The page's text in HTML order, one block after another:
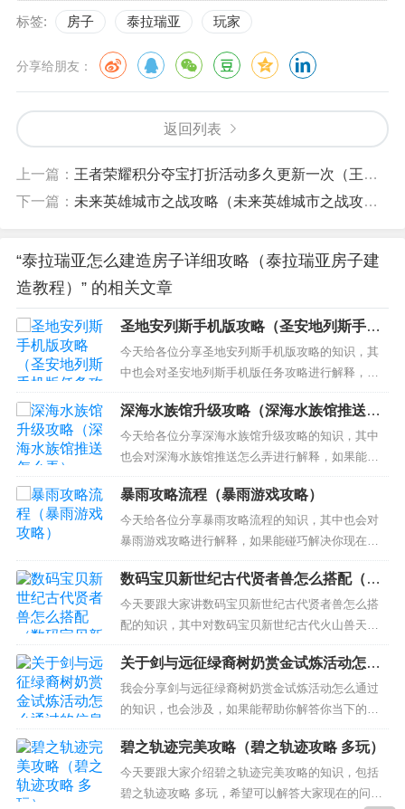
标签: 房子 泰拉瑞亚 玩家
分享给朋友：
返回列表
上一篇： 王者荣耀积分夺宝打折活动多久更新一次（王者积分夺宝活动什么时候打折）
下一篇： 未来英雄城市之战攻略（未来英雄城市之战攻略视频）
“泰拉瑞亚怎么建造房子详细攻略（泰拉瑞亚房子建
造教程）” 的相关文章
圣地安列斯手机版攻略（圣安地列斯手机
版任务攻略）
今天给各位分享圣地安列斯手机版攻略的知识，其
中也会对圣安地列斯手机版任务攻略进行解释，如
果能碰巧解决你现在面临的问题，别忘了关注本
站，现在开始吧！ 本文目录一览： 1、gta圣安地列
斯全部任务攻略 2、gta手游圣安地列斯怎么过任务
圣安地列斯任务攻略 3、《侠盗猎车手：圣安地列
斯》攻略...
深海水族馆升级攻略（深海水族馆推送怎
么弄）
今天给各位分享深海水族馆升级攻略的知识，其中
也会对深海水族馆推送怎么弄进行解释，如果能碰
巧解决你现在面临的问题，别忘了关注本站，现在
开始吧！ 本文目录一览： 1、《深海水族馆》都有
哪些隐藏鱼的攻略？ 2、深海水族馆隐藏鱼获得方法
攻略大全 隐藏鱼怎么获取 3、新手入门攻略 深海水
族馆怎么玩...
暴雨攻略流程（暴雨游戏攻略）
今天给各位分享暴雨攻略流程的知识，其中也会对
暴雨游戏攻略进行解释，如果能碰巧解决你现在面
临的问题，别忘了关注本站，现在开始吧！ 本文目
录一览： 1、暴雨的游戏设定 2、暴雨天气有哪些安
全需要注意的地方？ 3、暴风雨Tempest新手怎么玩
新手玩法攻略 4、寂静岭暴雨有几个结局 暴雨的...
数码宝贝新世纪古代贤者兽怎么搭配（数
码宝贝新世纪古代火山兽天赋）
今天要跟大家讲数码宝贝新世纪古代贤者兽怎么搭
配的知识，其中对数码宝贝新世纪古代火山兽天赋
相关的知识也会有介绍，希望可以帮助大家解答当
下的疑问！ 本文目录一览： 1、《数码宝贝：新世
纪》古代贤者兽插件搭配攻略 2、《数码宝贝：新世
纪》古代贤者兽天赋加点推荐 3、《数码宝贝：新世
纪》古代贤者兽...
关于剑与远征绿裔树奶赏金试炼活动怎么
通过的信息
我会分享剑与远征绿裔树奶赏金试炼活动怎么通过
的知识，也会涉及，如果能帮助你解答你当下的问
题，别忘记关注我们吧！ 本文目录一览： 1、剑与
远征赏金试炼如何解锁 2、剑与远征密林之刺艾伦赏
金试炼攻略 密林之刺艾伦赏金试炼路线分享 3、剑
与远征赏金试炼绿裔艾伦阵容怎么搭配 赏金试炼绿
碧之轨迹完美攻略（碧之轨迹攻略 多玩）
今天要跟大家介绍碧之轨迹完美攻略的知识，包括
碧之轨迹攻略 多玩，希望可以解答大家现在的问